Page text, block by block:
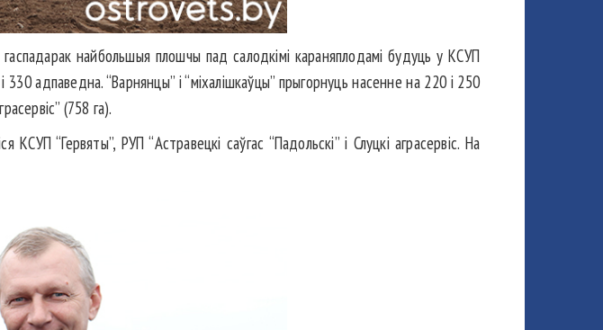
найбольшыя плошчы пад салодкімі караняплодамі будуць у КСУП
330 адпаведна. “Варнянцы” і “міхалішкаўцы” прыгорнуць насенне на 220 і 250
(758 га).
“Гервяты”, РУП “Астравецкі саўгас “Падольскі” і Слуцкі аграсервіс. На